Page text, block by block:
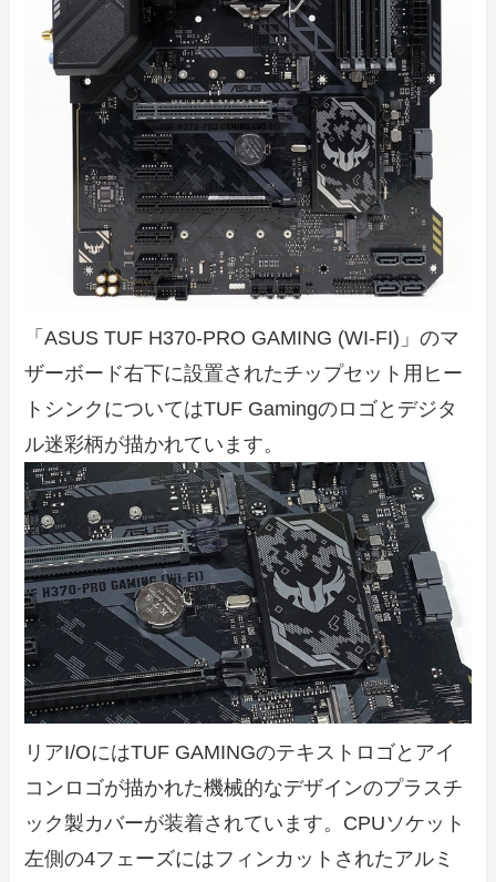
「ASUS TUF H370-PRO GAMING (WI-FI)」のマ
ザーボード右下に設置されたチップセット用ヒー
トシンクについてはTUF Gamingのロゴとデジタ
ル迷彩柄が描かれています。
リアI/OにはTUF GAMINGのテキストロゴとアイ
コンロゴが描かれた機械的なデザインのプラスチ
ック製カバーが装着されています。CPUソケット
左側の4フェーズにはフィンカットされたアルミ